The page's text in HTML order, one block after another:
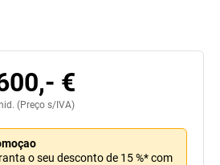
€
(Preço s/IVA)
o seu desconto de 15 %* com